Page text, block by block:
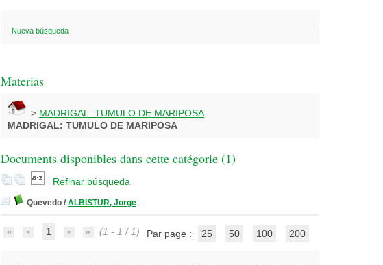
Nueva búsqueda
Materias
> MADRIGAL: TUMULO DE MARIPOSA
MADRIGAL: TUMULO DE MARIPOSA
Documents disponibles dans cette catégorie (1)
Refinar búsqueda
Quevedo / ALBISTUR, Jorge
1 (1 - 1 / 1) Par page : 25 50 100 200